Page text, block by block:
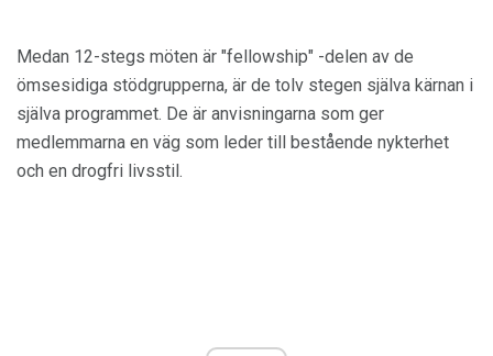
Medan 12-stegs möten är "fellowship" -delen av de
ömsesidiga stödgrupperna, är de tolv stegen själva kärnan i
själva programmet. De är anvisningarna som ger
medlemmarna en väg som leder till bestående nykterhet
och en drogfri livsstil.